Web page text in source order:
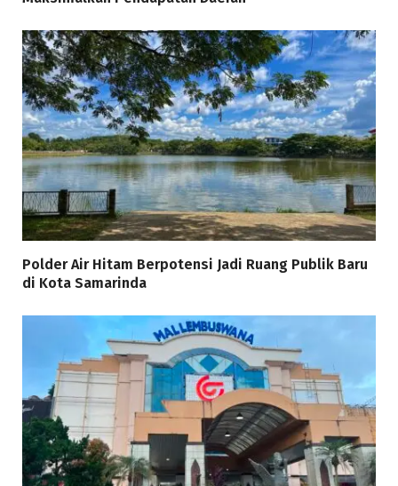
Polder Air Hitam Berpotensi Jadi Ruang Publik Baru
di Kota Samarinda